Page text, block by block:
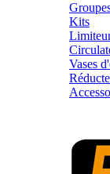
Kits
Vases